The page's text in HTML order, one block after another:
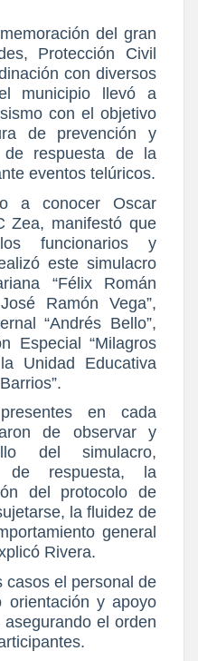
del gran
Protección Civil
con diversos
municipio llevó a
con el objetivo
de prevención y
respuesta de la
eventos telúricos.
a conocer Oscar
Zea, manifestó que
funcionarios y
este simulacro
“Félix Román
Ramón Vega”,
“Andrés Bello”,
Especial “Milagros
Unidad Educativa
en cada
de observar y
del simulacro,
de respuesta, la
del protocolo de
la fluidez de
general
Rivera.
casos el personal de
orientación y apoyo
el orden